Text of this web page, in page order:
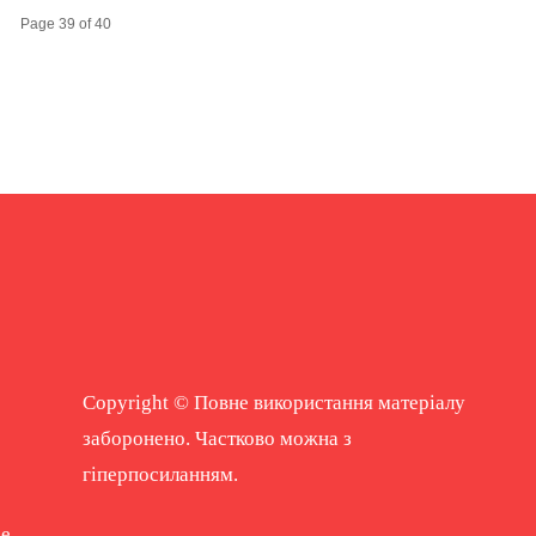
Page 39 of 40
Copyright © Повне використання матеріалу
заборонено. Частково можна з
гіперпосиланням.